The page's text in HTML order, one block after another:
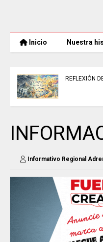
Inicio Nuestra
REFLEXIÓN
Informativo Regional